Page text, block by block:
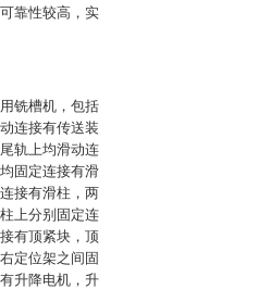
靠性较高，实
铣槽机，包括
连接有传送装
轨上均滑动连
固定连接有滑
接有滑柱，两
上分别固定连
有顶紧块，顶
定位架之间固
升降电机，升